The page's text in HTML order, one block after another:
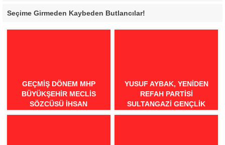
Seçime Girmeden Kaybeden Butlancılar!
GEÇMİŞ DÖNEM MHP
BÜYÜKŞEHİR MECLİS
SÖZCÜSÜ İHSAN
BİLGİLİ’DEN BURSA İÇİN
YUSUF AYBAK, YENIDEN
REFAH PARTISI
SULTANGAZI GENÇLIK
KOLLARI BAŞKANI OLDU